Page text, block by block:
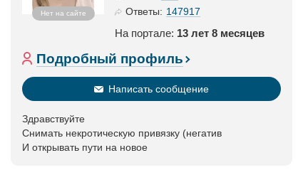
Нет на сайте
Ответы: 147917
На портале: 13 лет 8 месяцев
Подробный профиль
Написать сообщение
Здравствуйте
Снимать некротическую привязку (негатив
И открывать пути на новое